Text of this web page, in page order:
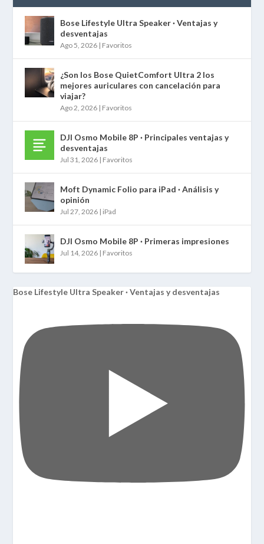
Bose Lifestyle Ultra Speaker · Ventajas y
desventajas
Ago 5, 2026 | Favoritos
¿Son los Bose QuietComfort Ultra 2 los
mejores auriculares con cancelación para
viajar?
Ago 2, 2026 | Favoritos
DJI Osmo Mobile 8P · Principales ventajas y
desventajas
Jul 31, 2026 | Favoritos
Moft Dynamic Folio para iPad · Análisis y
opinión
Jul 27, 2026 | iPad
DJI Osmo Mobile 8P · Primeras impresiones
Jul 14, 2026 | Favoritos
Bose Lifestyle Ultra Speaker · Ventajas y desventajas